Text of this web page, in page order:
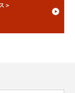
＞